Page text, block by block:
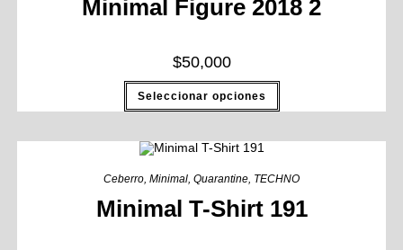
Minimal Figure 2018 2
$50,000
Seleccionar opciones
Ceberro, Minimal, Quarantine, TECHNO
Minimal T-Shirt 191